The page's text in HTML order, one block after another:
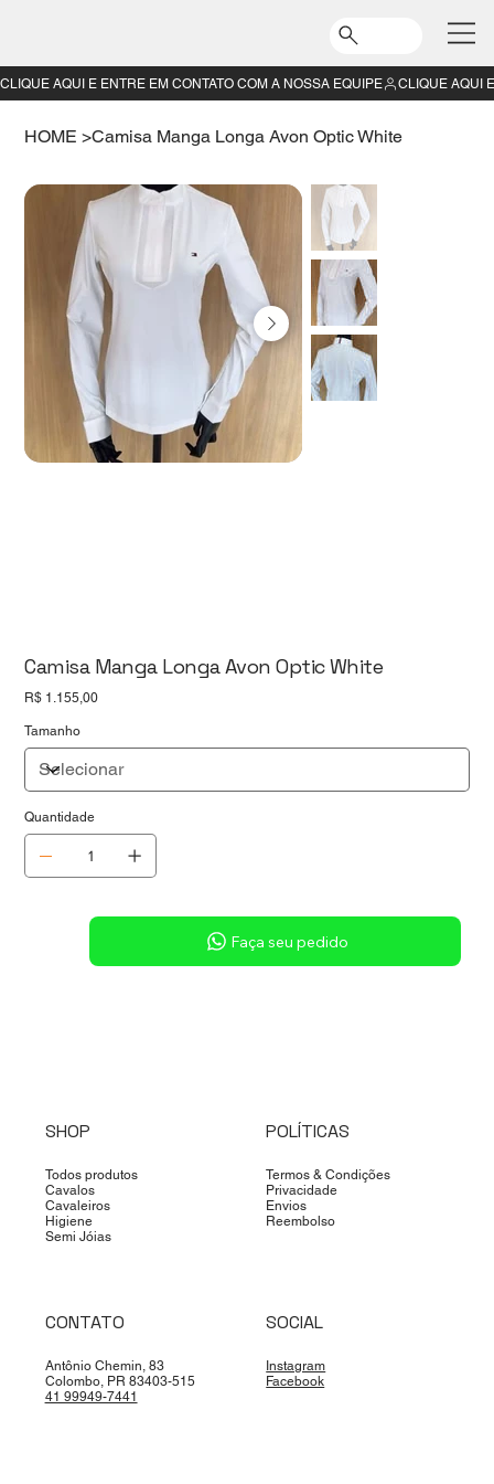
HOME >Camisa Manga Longa Avon Optic White
Camisa Manga Longa Avon Optic White
Preço
R$ 1.155,00
Tamanho
Quantidade
Sob consulta
Faça seu pedido
CLIQUE AQUI E ENTRE EM CONTATO COM A NOSSA EQUIPE
SHOP
Todos produtos
Cavalos
Cavaleiros
Higiene
Semi Jóias
POLÍTICAS
Termos & Condições
Privacidade
Envios
Reembolso
CONTATO
Antônio Chemin, 83
Colombo, PR 83403-515
41 99949-7441
SOCIAL
Instagram
Facebook